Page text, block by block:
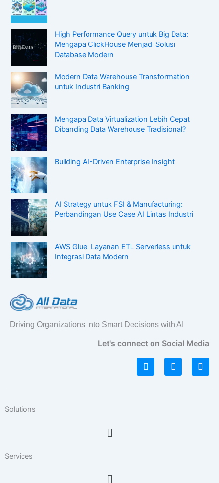
High Performance Query untuk Big Data:
Mengapa ClickHouse Menjadi Solusi
Database Modern
Modern Data Warehouse Transformation
untuk Industri Banking
Mengapa Data Virtualization Lebih Cepat
Dibanding Data Warehouse Tradisional?
Building AI-Driven Enterprise Insight
AI Strategy untuk FSI & Manufacturing:
Perbandingan Use Case AI Lintas Industri
AWS Glue: Layanan ETL Serverless untuk
Integrasi Data Modern
Driving Organizations into Smart Decisions with AI
Let's connect on Social Media
L
i
k
I
n
t
F
a
e
Solutions
Menu
Services
Menu